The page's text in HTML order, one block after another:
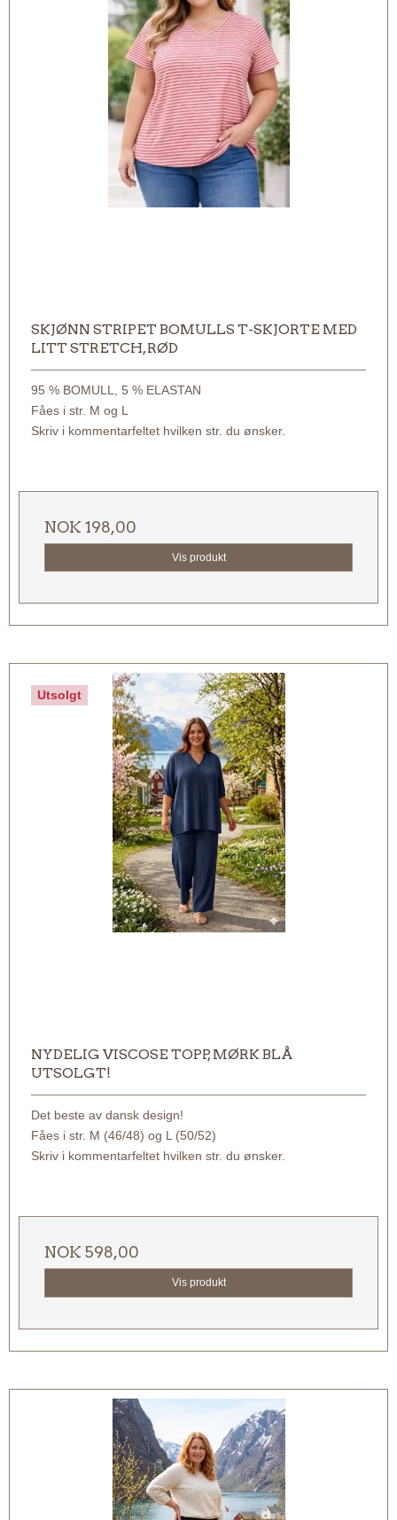
SKJØNN STRIPET BOMULLS T-SKJORTE MED
LITT STRETCH, RØD
95 % BOMULL, 5 % ELASTAN
Fåes i str. M og L
Skriv i kommentarfeltet hvilken str. du ønsker.
NOK 198,00
Vis produkt
Utsolgt
NYDELIG VISCOSE TOPP, MØRK BLÅ
UTSOLGT!
Det beste av dansk design!
Fåes i str. M (46/48) og L (50/52)
Skriv i kommentarfeltet hvilken str. du ønsker.
NOK 598,00
Vis produkt